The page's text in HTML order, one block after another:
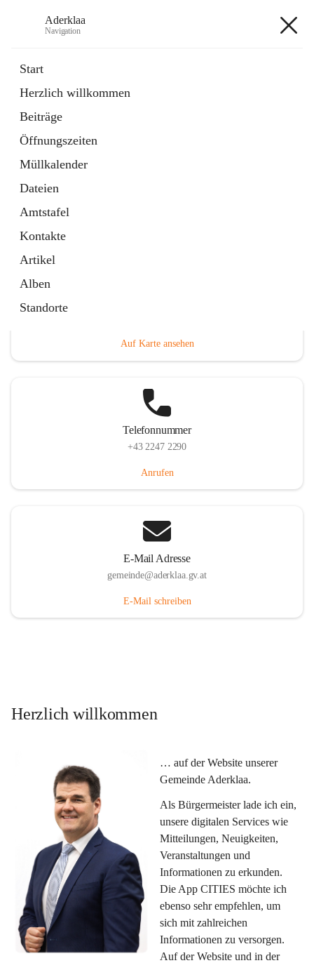
Aderklaa
Navigation
Start
Herzlich willkommen
Beiträge
Öffnungszeiten
Müllkalender
Dateien
Amtstafel
Kontakte
Artikel
Alben
Standorte
6 Schnellzugriffe
Gemeinde
3 Schnellzugriffe
Auf Karte ansehen
Telefonnummer
+43 2247 2290
Anrufen
E-Mail Adresse
gemeinde@aderklaa.gv.at
E-Mail schreiben
Herzlich willkommen
… auf der Website unserer
Gemeinde Aderklaa.
Als Bürgermeister lade ich ein,
unsere digitalen Services wie
Mitteilungen, Neuigkeiten,
Veranstaltungen und
Informationen zu erkunden.
Die App CITIES möchte ich
ebenso sehr empfehlen, um
sich mit zahlreichen
Informationen zu versorgen.
Auf der Website und in der